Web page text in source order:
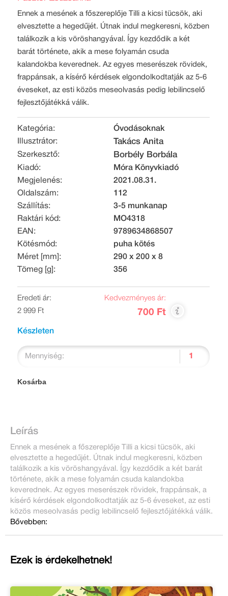
Ennek a mesének a főszereplője Tilli a kicsi tücsök, aki
elvesztette a hegedűjét. Útnak indul megkeresni, közben
találkozik a kis vöröshangyával. Így kezdődik a két
barát története, akik a mese folyamán csuda
kalandokba keverednek. Az egyes meserészek rövidek,
frappánsak, a kísérő kérdések elgondolkodtatják az 5-6
éveseket, az esti közös meseolvasás pedig lebilincselő
fejlesztőjátékká válik.
Kategória:
Óvodásoknak
Illusztrátor:
Takács Anita
Szerkesztő: Borbély Borbála
Kiadó:
Móra Könyvkiadó
Megjelenés:
2021.08.31.
Oldalszám:
112
Szállítás:
3-5 munkanap
Raktári kód:
MO4318
EAN:
9789634868507
Kötésmód:
puha kötés
Méret [mm]:
290 x 200 x 8
Tömeg [g]:
356
Eredeti ár:
2 999 Ft
Kedvezményes ár:
700 Ft
Készleten
Mennyiség:
Kosárba
Leírás
Ennek a mesének a főszereplője Tilli a kicsi tücsök, aki
elvesztette a hegedűjét. Útnak indul megkeresni, közben
találkozik a kis vöröshangyával. Így kezdődik a két barát
története, akik a mese folyamán csuda kalandokba
keverednek. Az egyes meserészek rövidek, frappánsak, a
kísérő kérdések elgondolkodtatják az 5-6 éveseket, az esti
közös meseolvasás pedig lebilincselő fejlesztőjátékká válik.
Bővebben:
Ezek is érdekelhetnek!